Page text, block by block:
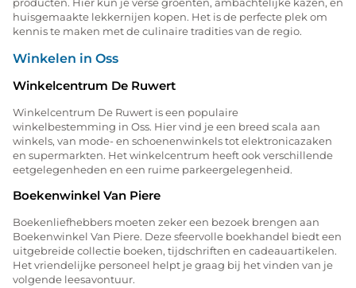
producten. Hier kun je verse groenten, ambachtelijke kazen, en
huisgemaakte lekkernijen kopen. Het is de perfecte plek om
kennis te maken met de culinaire tradities van de regio.
Winkelen in Oss
Winkelcentrum De Ruwert
Winkelcentrum De Ruwert is een populaire
winkelbestemming in Oss. Hier vind je een breed scala aan
winkels, van mode- en schoenenwinkels tot elektronicazaken
en supermarkten. Het winkelcentrum heeft ook verschillende
eetgelegenheden en een ruime parkeergelegenheid.
Boekenwinkel Van Piere
Boekenliefhebbers moeten zeker een bezoek brengen aan
Boekenwinkel Van Piere. Deze sfeervolle boekhandel biedt een
uitgebreide collectie boeken, tijdschriften en cadeauartikelen.
Het vriendelijke personeel helpt je graag bij het vinden van je
volgende leesavontuur.